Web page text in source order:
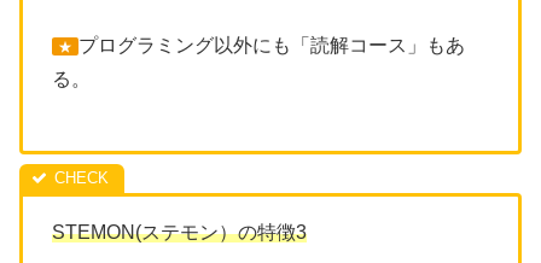
★ プログラミング以外にも「読解コース」もあ
る。
STEMON(ステモン）の特徴3